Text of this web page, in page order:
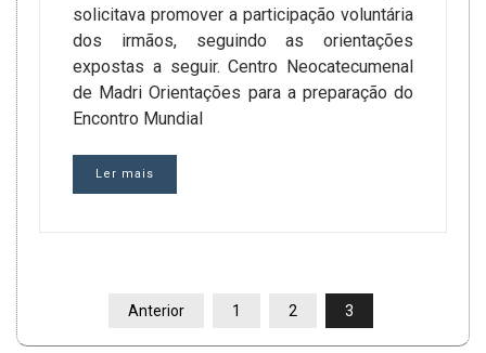
solicitava promover a participação voluntária
dos irmãos, seguindo as orientações
expostas a seguir. Centro Neocatecumenal
de Madri Orientações para a preparação do
Encontro Mundial
Ler mais
PAGINAÇÃO
DE
Anterior 1 2 3